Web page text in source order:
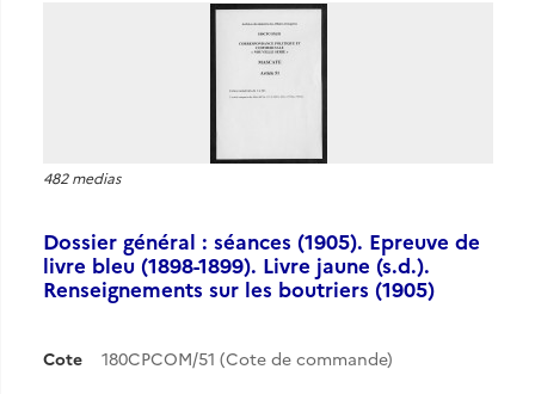
482 medias
Dossier général : séances (1905). Epreuve de
livre bleu (1898-1899). Livre jaune (s.d.).
Renseignements sur les boutriers (1905)
Cote 180CPCOM/51 (Cote de commande)